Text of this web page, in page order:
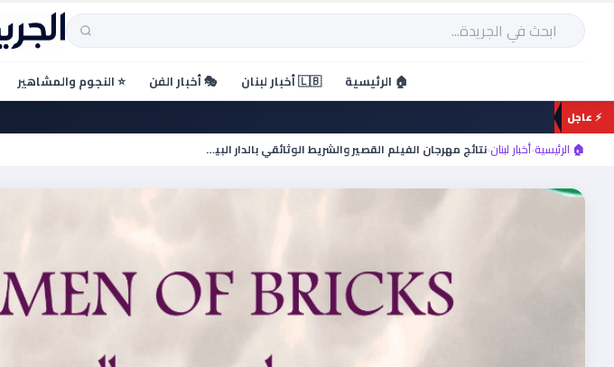
تخطي
المحتوى
بحث
🏠 الرئيسية 🇱🇧 أخبار لبنان 🎭 أخبار الفن ⭐ النجوم والمشاهير
⚡ عاجل
🏠 الرئيسية›أخبار لبنان› نتائج مهرجان الفيلم القصير والشريط الوثائقي بالدار البيضاء…